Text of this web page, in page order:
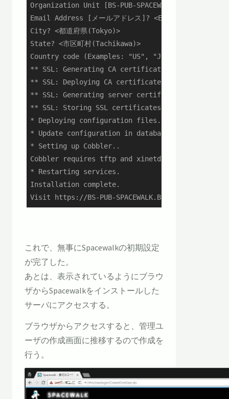
Organization Unit [BS-PUB-
Email Address [メールアドレス]? <Enter>
City? <都道府県(Tokyo)>
State? <市区町村(Tachikawa)>
Country code (Examples: "US", "JP", "IN", or
** SSL: Generating CA certificate.
** SSL: Deploying CA certificate.
** SSL: Generating server certificate.
** SSL: Storing SSL certificates.
* Deploying configuration files.
* Update configuration in database.
* Setting up Cobbler..
Cobbler requires tftp and xinetd services be
* Restarting services.
Installation complete.
Visit https://BS-PUB-
これで、無事にSpacewalkの初期設定
が完了した。
あとは、表示されているようにブラウ
ザからSpacewalkをインストールした
サーバにアクセスする。
ブラウザからアクセスすると、管理ユ
ーザの作成画面に推移するので作成を
行う。